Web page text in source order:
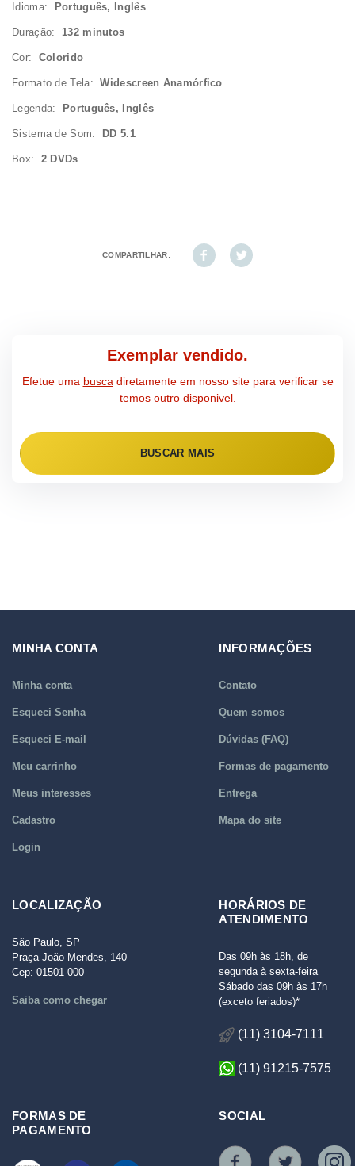
Idioma: Português, Inglês
Duração: 132 minutos
Cor: Colorido
Formato de Tela:Widescreen Anamórfico
Legenda: Português, Inglês
Sistema de Som: DD 5.1
Box: 2 DVDs
COMPARTILHAR:
Exemplar vendido.
Efetue uma buscadiretamente em nosso site para verificar se
temos outro disponivel.
BUSCAR MAIS
MINHA CONTA
Minha conta
Esqueci Senha
Esqueci E-mail
Meu carrinho
Meus interesses
Cadastro
Login
INFORMAÇÕES
Contato
Quem somos
Dúvidas (FAQ)
Formas de pagamento
Entrega
Mapa do site
LOCALIZAÇÃO
São Paulo, SP
Praça João Mendes, 140
Cep: 01501-000
Saiba como chegar
HORÁRIOS DE
ATENDIMENTO
Das 09h às 18h, de
segunda à sexta-feira
Sábado das 09h às 17h
(exceto feriados)*
(11) 3104-7111
(11) 91215-7575
FORMAS DE
PAGAMENTO
SOCIAL